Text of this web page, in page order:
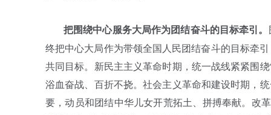
把围绕中心服务大局作为团结奋斗的目标牵引。
终把中心大局作为带领全国人民团结奋斗的目标牵
共同目标。新民主主义革命时期，统一战线紧紧围
浴血奋战、百折不挠。社会主义革命和建设时期，
要，动员和团结中华儿女开荒拓土、拼搏奉献。改